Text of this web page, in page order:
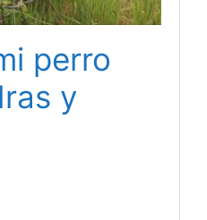
perro
y